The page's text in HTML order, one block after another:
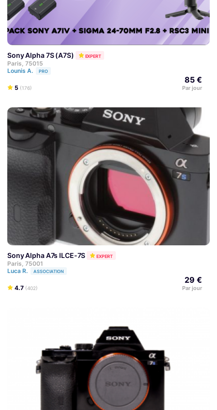
Sony Alpha 7S (A7S) EXPERT
Paris, 75015
Lounis A.
PRO
5 (176)
85 €
Par jour
Sony Alpha A7s ILCE-7S EXPERT
Paris, 75001
Luca R.
ASSOCIATION
4.7 (402)
29 €
Par jour